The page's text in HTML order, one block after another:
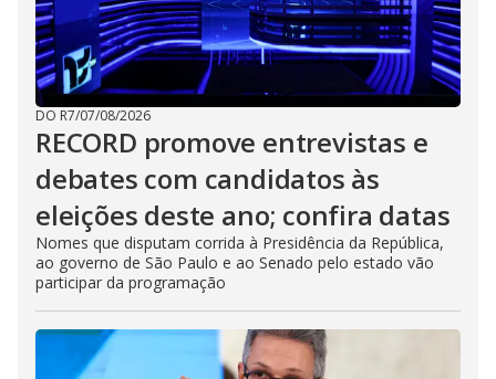
DO R7/07/08/2026
RECORD promove entrevistas e
debates com candidatos às
eleições deste ano; confira datas
Nomes que disputam corrida à Presidência da República,
ao governo de São Paulo e ao Senado pelo estado vão
participar da programação